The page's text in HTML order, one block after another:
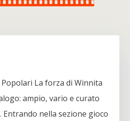
La forza di Winnita
ampio, vario e curato
nella sezione gioco